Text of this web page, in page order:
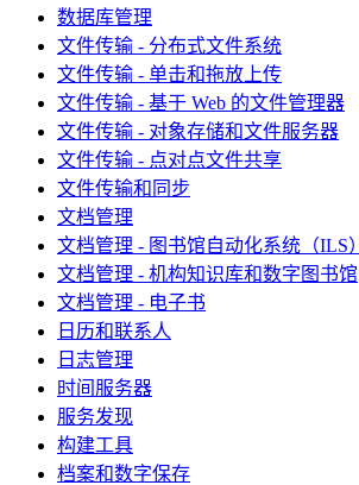
数据库管理
文件传输 - 分布式文件系统
文件传输 - 单击和拖放上传
文件传输 - 基于 Web 的文件管理器
文件传输 - 对象存储和文件服务器
文件传输 - 点对点文件共享
文件传输和同步
文档管理
文档管理 - 图书馆自动化系统（ILS）
文档管理 - 机构知识库和数字图书馆
文档管理 - 电子书
日历和联系人
日志管理
时间服务器
服务发现
构建工具
档案和数字保存